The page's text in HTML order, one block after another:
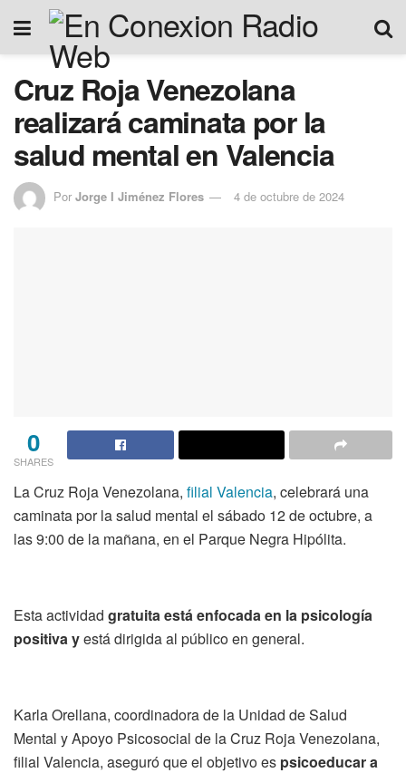
Cruz Roja Venezolana
realizará caminata por la
salud mental en Valencia
Por Jorge I Jiménez Flores 4 de octubre de 2024
0
SHARES
La Cruz Roja Venezolana, filial Valencia, celebrará una
caminata por la salud mental el sábado 12 de octubre, a
las 9:00 de la mañana, en el Parque Negra Hipólita.
Esta actividad gratuita está enfocada en la psicología
positiva yestá dirigida al público en general.
Karla Orellana, coordinadora de la Unidad de Salud
Mental y Apoyo Psicosocial de la Cruz Roja Venezolana,
filial Valencia, aseguró que el objetivo es psicoeducar a